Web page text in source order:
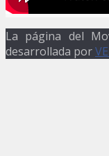
La página del
desarrollada por